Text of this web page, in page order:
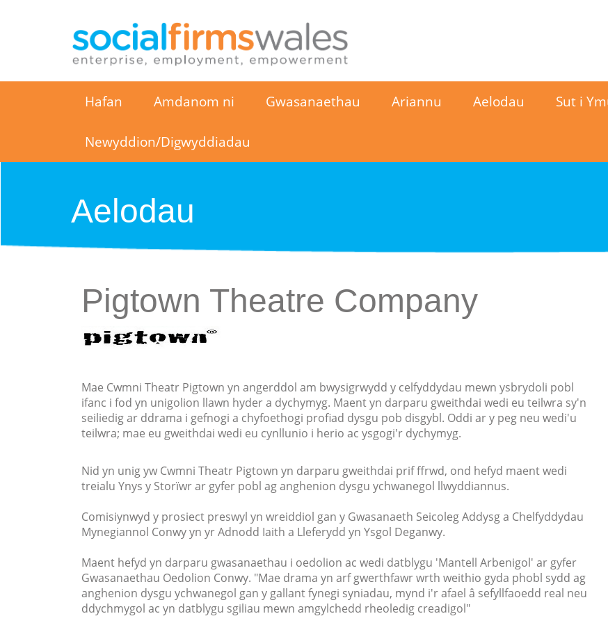
Hafan Amdanom ni Gwasanaethau Ariannu Aelodau Sut i
Newyddion/Digwyddiadau
Aelodau
Pigtown Theatre Company
Mae Cwmni Theatr Pigtown yn angerddol am bwysigrwydd y celfyddydau mewn ysbrydoli pobl
ifanc i fod yn unigolion llawn hyder a dychymyg. Maent yn darparu gweithdai wedi eu teilwra sy'n
seiliedig ar ddrama i gefnogi a chyfoethogi profiad dysgu pob disgybl. Oddi ar y peg neu wedi'u
teilwra; mae eu gweithdai wedi eu cynllunio i herio ac ysgogi'r dychymyg.
Nid yn unig yw Cwmni Theatr Pigtown yn darparu gweithdai prif ffrwd, ond hefyd maent wedi
treialu Ynys y Storïwr ar gyfer pobl ag anghenion dysgu ychwanegol llwyddiannus.
Comisiynwyd y prosiect preswyl yn wreiddiol gan y Gwasanaeth Seicoleg Addysg a Chelfyddydau
Mynegiannol Conwy yn yr Adnodd Iaith a Lleferydd yn Ysgol Deganwy.
Maent hefyd yn darparu gwasanaethau i oedolion ac wedi datblygu 'Mantell Arbenigol' ar gyfer
Gwasanaethau Oedolion Conwy. "Mae drama yn arf gwerthfawr wrth weithio gyda phobl sydd ag
anghenion dysgu ychwanegol gan y gallant fynegi syniadau, mynd i'r afael â sefyllfaoedd real neu
ddychmygol ac yn datblygu sgiliau mewn amgylchedd rheoledig creadigol"